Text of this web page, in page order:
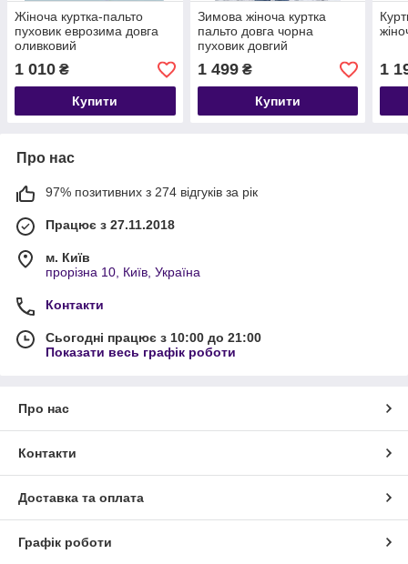
Жіноча куртка-пальто
пуховик еврозима довга
оливковий
1 010 ₴
Купити
Зимова жіноча куртка
пальто довга чорна
пуховик довгий
1 499₴
Купити
1
Про нас
97% позитивних з 274 відгуків за рік
Працює з 27.11.2018
м. Київ
прорізна 10, Київ, Україна
Контакти
Сьогодні працює з 10:00 до 21:00
Показати весь графік роботи
Про нас
Контакти
Доставка та оплата
Графік роботи